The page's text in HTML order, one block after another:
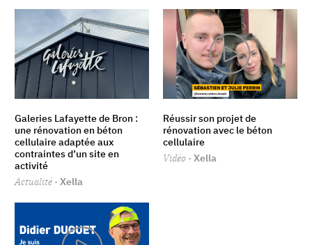
Galeries Lafayette de Bron :
une rénovation en béton
cellulaire adaptée aux
contraintes d’un site en
activité
Actualité · Xella
Réussir son projet de
rénovation avec le béton
cellulaire
Vidéo · Xella